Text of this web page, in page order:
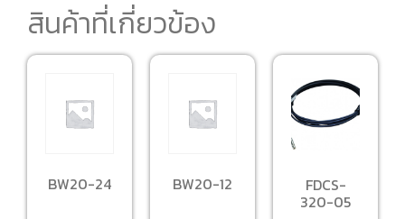
สินค้าที่เกี่ยวข้อง
BW20-24 BW20-12 FDCS-
320-05